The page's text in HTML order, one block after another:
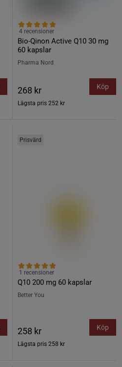
Bio-Qinon Active Q10 30 mg
60 kapslar
4 recensioner
Pharma Nord
268 kr
Lägsta pris 252 kr
Köp
Prisvärd
Q10 200 mg 60 kapslar
1 recensioner
Better You
258 kr
Lägsta pris 258 kr
Köp